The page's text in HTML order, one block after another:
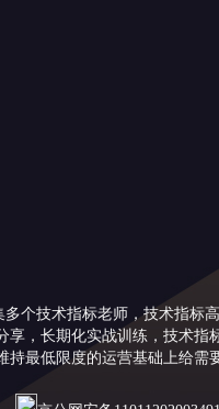
个技术指标老师，技术指
，长期化实战训练，技术
最低限度的运营基础上给需